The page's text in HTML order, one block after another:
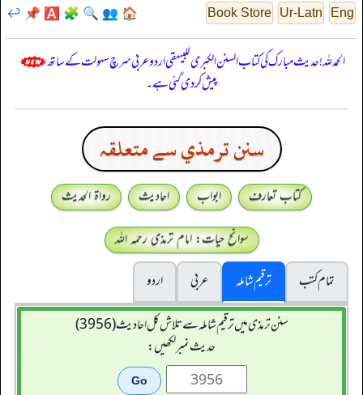
Eng
Ur-Latn
Book Store
🏠
👥
🔍
🧩
🅰️
📌
↩️
الحمدللہ! حدیث مبارک کی کتاب السنن الكبرى للبيهقي اردو عربی سرچ سہولت کے ساتھ
پیش کر دی گئی ہے۔
سنن ترمذي سے متعلقہ
کتاب تعارف ابواب احادیث
رواۃ الحدیث
سوانح حیات: امام ترمذی رحمہ اللہ
تمام کتب
ترقیم شاملہ عربی
اردو
سنن ترمذی میں ترقیم شاملہ سے تلاش کل احادیث (3956)
حدیث نمبر لکھیں: